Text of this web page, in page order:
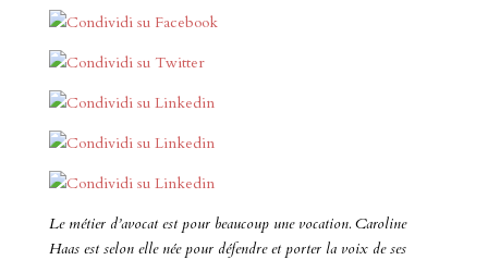
Le métier d’avocat est pour beaucoup une vocation. Caroline
Haas est selon elle née pour défendre et porter la voix de ses